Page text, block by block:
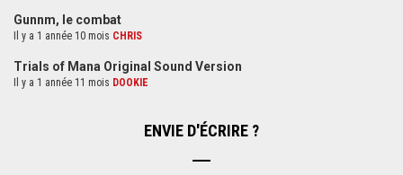
Gunnm, le combat
Il y a 1 année 10 mois CHRIS
Trials of Mana Original Sound Version
Il y a 1 année 11 mois DOOKIE
ENVIE D'ÉCRIRE ?